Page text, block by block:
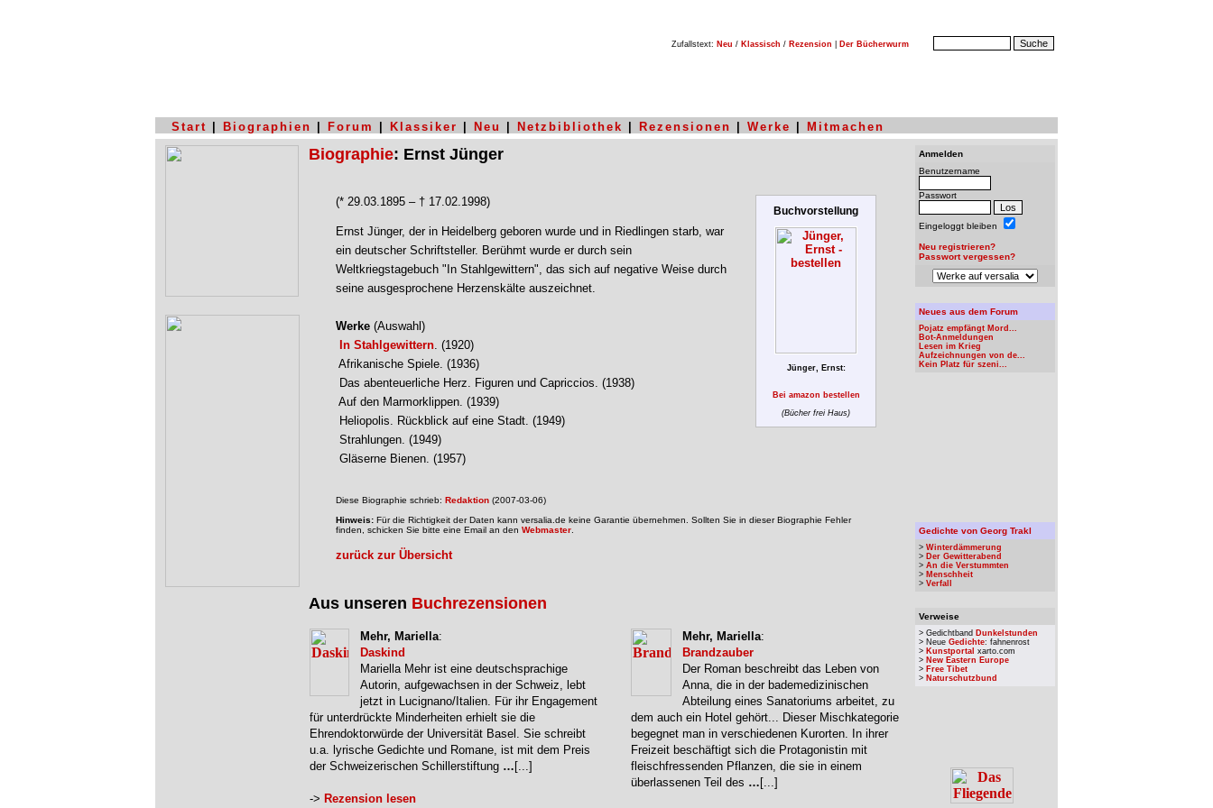
Zufallstext: Neu / Klassisch / Rezension Der Bücherwurm
Start Biographien Forum Klassiker Neu Netzbibliothek Rezensionen Werke Mitmachen
Biographie: Ernst Jünger
(* 29.03.1895 – † 17.02.1998)
Buchvorstellung
Jünger, Ernst:
Bei amazon bestellen
(Bücher frei Haus)
Ernst Jünger, der in Heidelberg geboren wurde und in Riedlingen starb, war
ein deutscher Schriftsteller. Berühmt wurde er durch sein
Weltkriegstagebuch "In Stahlgewittern", das sich auf negative Weise durch
seine ausgesprochene Herzenskälte auszeichnet.
Werke (Auswahl)
In Stahlgewittern. (1920)
Afrikanische Spiele. (1936)
Das abenteuerliche Herz. Figuren und Capriccios. (1938)
Auf den Marmorklippen. (1939)
Heliopolis. Rückblick auf eine Stadt. (1949)
Strahlungen. (1949)
Gläserne Bienen. (1957)
Diese Biographie schrieb: Redaktion (2007-03-06)
Hinweis: Für die Richtigkeit der Daten kann versalia.de keine Garantie übernehmen. Sollten Sie in dieser Biographie Fehler
finden, schicken Sie bitte eine Email an den Webmaster
zurück zur Übersicht
Aus unseren Buchrezensionen
Mehr, Mariella:
Daskind
Mariella Mehr ist eine deutschsprachige
Autorin, aufgewachsen in der Schweiz, lebt
jetzt in Lucignano/Italien. Für ihr Engagement
für unterdrückte Minderheiten erhielt sie die
Ehrendoktorwürde der Universität Basel. Sie schreibt
u.a. lyrische Gedichte und Romane, ist mit dem Preis
der Schweizerischen Schillerstiftung … [...]
-> Rezension lesen
Mehr, Mariella:
Brandzauber
Der Roman beschreibt das Leben von
Anna, die in der bademedizinischen
Abteilung eines Sanatoriums arbeitet, zu
dem auch ein Hotel gehört... Dieser Mischkategorie
begegnet man in verschiedenen Kurorten. In ihrer
Freizeit beschäftigt sich die Protagonistin mit
fleischfressenden Pflanzen, die sie in einem
überlassenen Teil des … [...]
Anmelden
Benutzername
Passwort
Eingeloggt bleiben
Neu registrieren?
Passwort vergessen?
Neues aus dem Forum
Pojatz empfängt Mord...
Bot-Anmeldungen
Lesen im Krieg
Aufzeichnungen von de...
Kein Platz für szeni...
Gedichte von Georg Trakl
> Winterdämmerung
> Der Gewitterabend
> An die Verstummten
> Menschheit
> Verfall
Verweise
> Gedichtband Dunkelstunden
> Neue Gedichte: fahnenrost
> Kunstportal xarto.com
> New Eastern Europe
> Free Tibet
> Naturschutzbund